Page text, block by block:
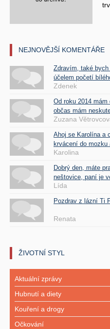
NEJNOVĚJŠÍ KOMENTÁŘE
Zdravím, také
účelem početí
Zdenek
Od roku 2014
občas mám
Zuzana
Ahoj se Karolína a
krvácení do mozku
Karolina
Dobrý den, máte
neštovice, paní je
Lída
Pozdrav z lázní Ti
Renata
ŽIVOTNÍ STYL
Aktuální zprávy
Hubnutí a diety
Kouření a drogy
Očkování